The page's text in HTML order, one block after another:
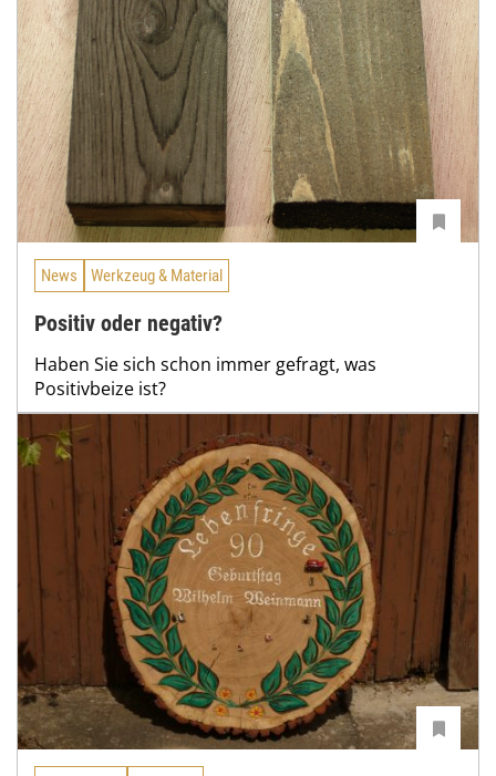
News Werkzeug & Material
Positiv oder negativ?
Haben Sie sich schon immer gefragt, was
Positivbeize ist?